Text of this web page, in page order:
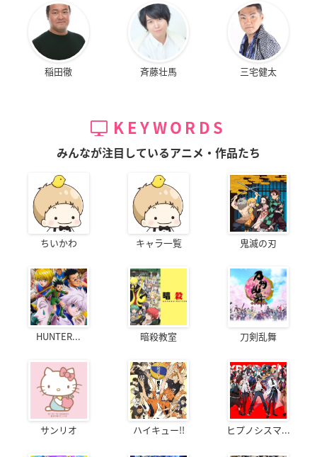
稲田徹 斉藤壮馬 三宅健太
KEYWORDS
みんなが注目しているアニメ・作品たち
ちいかわ キャラ一覧 鬼滅の刃
HUNTER... 暗殺教室 刀剣乱舞
サンリオ ハイキュー!! ヒプノシスマ...